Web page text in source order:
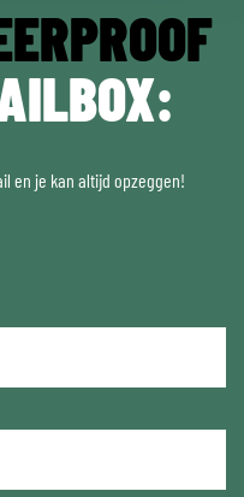
en je kan altijd opzeggen!